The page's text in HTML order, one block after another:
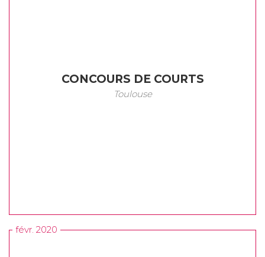
CONCOURS DE COURTS
Toulouse
févr. 2020